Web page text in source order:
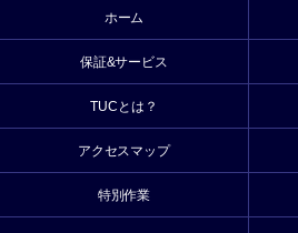
ホーム
保証&サービス
TUCとは？
アクセスマップ
特別作業